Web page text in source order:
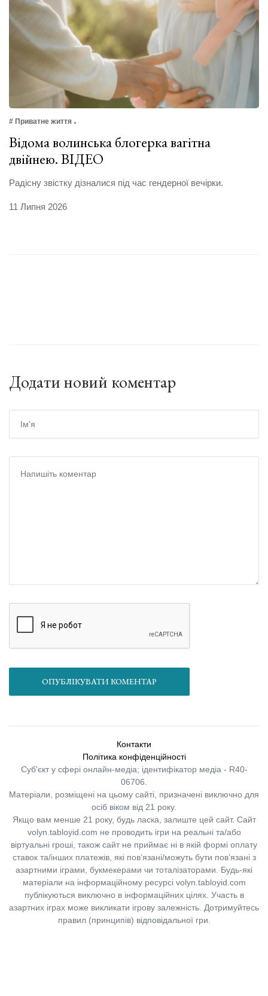
# Приватне життя
Відома волинська блогерка вагітна
двійнею. ВІДЕО
Радісну звістку дізналися під час гендерної вечірки.
11 Липня 2026
Додати новий коментар
ОПУБЛІКУВАТИ КОМЕНТАР
Контакти
Політика конфіденційності
Суб'єкт у сфері онлайн-медіа; ідентифікатор медіа - R40-
06706.
Матеріали, розміщені на цьому сайті, призначені виключно для
осіб віком від 21 року.
Якщо вам менше 21 року, будь ласка, залиште цей сайт. Сайт
volyn.tabloyid.com не проводить ігри на реальні та/або
віртуальні гроші, також сайт не приймає ні в якій формі оплату
ставок та/інших платежів, які пов’язані/можуть бути пов’язані з
азартними іграми, букмекерами чи тоталізаторами. Будь-які
матеріали на інформаційному ресурсі volyn.tabloyid.com
публікуються виключно в інформаційних цілях. Участь в
азартних іграх може викликати ігрову залежність. Дотримуйтесь
правил (принципів) відповідальної гри.